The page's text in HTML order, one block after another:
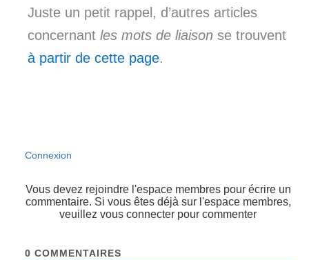
Juste un petit rappel, d’autres articles
concernant les mots de liaison se trouvent
à partir de cette page.
Connexion
Vous devez rejoindre l'espace membres pour écrire un
commentaire. Si vous êtes déjà sur l'espace membres,
veuillez vous connecter pour commenter
0 COMMENTAIRES